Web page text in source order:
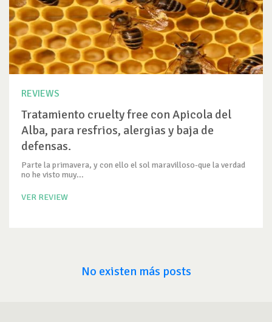
REVIEWS
Tratamiento cruelty free con Apicola del
Alba, para resfrios, alergias y baja de
defensas.
Parte la primavera, y con ello el sol maravilloso-que la verdad
no he visto muy...
VER REVIEW
No existen más posts